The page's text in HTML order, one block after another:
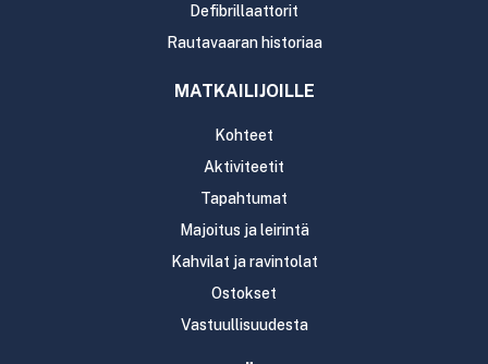
Defibrillaattorit
Rautavaaran historiaa
MATKAILIJOILLE
Kohteet
Aktiviteetit
Tapahtumat
Majoitus ja leirintä
Kahvilat ja ravintolat
Ostokset
Vastuullisuudesta